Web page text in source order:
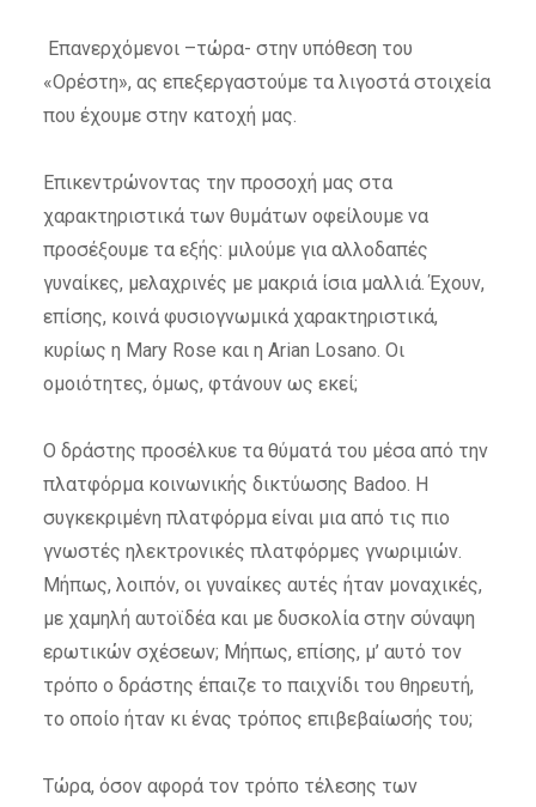
Επανερχόμενοι –τώρα- στην υπόθεση του
«Ορέστη», ας επεξεργαστούμε τα λιγοστά στοιχεία
που έχουμε στην κατοχή μας.
Επικεντρώνοντας την προσοχή μας στα
χαρακτηριστικά των θυμάτων οφείλουμε να
προσέξουμε τα εξής: μιλούμε για αλλοδαπές
γυναίκες, μελαχρινές με μακριά ίσια μαλλιά. Έχουν,
επίσης, κοινά φυσιογνωμικά χαρακτηριστικά,
κυρίως η Mary Rose και η Arian Losano. Οι
ομοιότητες, όμως, φτάνουν ως εκεί;
Ο δράστης προσέλκυε τα θύματά του μέσα από την
πλατφόρμα κοινωνικής δικτύωσης Badoo. Η
συγκεκριμένη πλατφόρμα είναι μια από τις πιο
γνωστές ηλεκτρονικές πλατφόρμες γνωριμιών.
Μήπως, λοιπόν, οι γυναίκες αυτές ήταν μοναχικές,
με χαμηλή αυτοϊδέα και με δυσκολία στην σύναψη
ερωτικών σχέσεων; Μήπως, επίσης, μ’ αυτό τον
τρόπο ο δράστης έπαιζε το παιχνίδι του θηρευτή,
το οποίο ήταν κι ένας τρόπος επιβεβαίωσής του;
Τώρα, όσον αφορά τον τρόπο τέλεσης των